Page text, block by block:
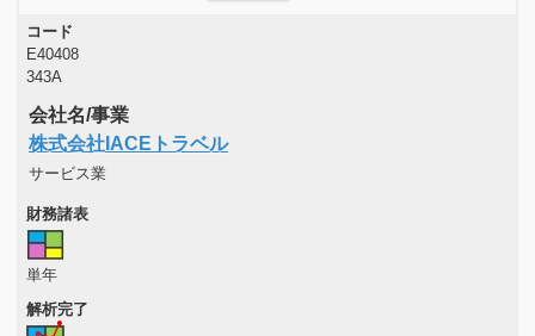
コード
E40408
343A
会社名/事業
株式会社IACEトラベル
サービス業
財務諸表
単年
解析完了